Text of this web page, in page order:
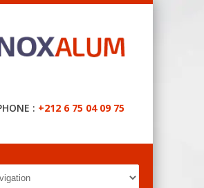
: +212 6 75 04 09 75